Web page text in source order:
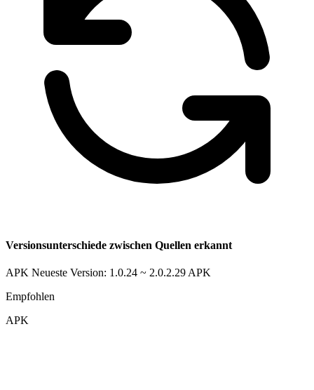
Versionsunterschiede zwischen Quellen erkannt
APK Neueste Version: 1.0.24 ~ 2.0.2.29 APK
Empfohlen
APK